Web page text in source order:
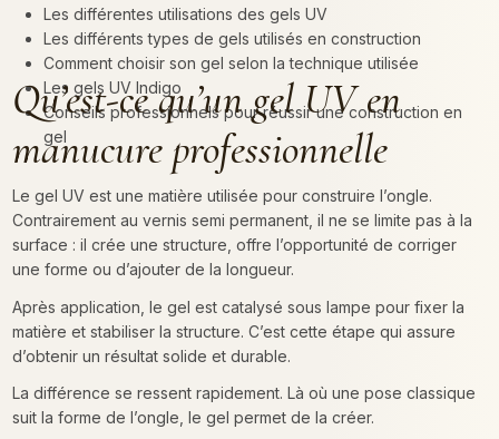
Les différentes utilisations des gels UV
Les différents types de gels utilisés en construction
Comment choisir son gel selon la technique utilisée
Les gels UV Indigo
Conseils professionnels pour réussir une construction en
gel
Qu’est-ce qu’un gel UV en
manucure professionnelle
Le gel UV est une matière utilisée pour construire l’ongle.
Contrairement au vernis semi permanent, il ne se limite pas à la
surface : il crée une structure, offre l’opportunité de corriger
une forme ou d’ajouter de la longueur.
Après application, le gel est catalysé sous lampe pour fixer la
matière et stabiliser la structure. C’est cette étape qui assure
d’obtenir un résultat solide et durable.
La différence se ressent rapidement. Là où une pose classique
suit la forme de l’ongle, le gel permet de la créer.